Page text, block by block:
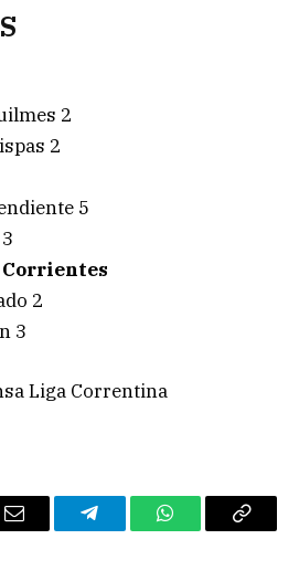
2
2
5
2
3
Liga Correntina
Email TelegramWhatsAppCopy